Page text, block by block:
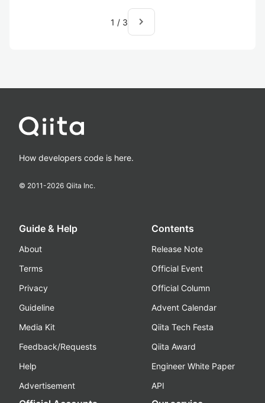
1 / 3 navigate_next
How developers code is here.
© 2011-2026 Qiita Inc.
Guide & Help
About
Terms
Privacy
Guideline
Media Kit
Feedback/Requests
Help
Advertisement
Contents
Release Note
Official Event
Official Column
Advent Calendar
Qiita Tech Festa
Qiita Award
Engineer White Paper
API